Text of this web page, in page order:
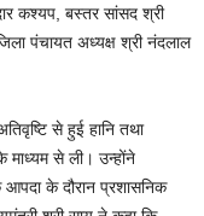
कश्यप, बस्तर सांसद श्री
पंचायत अध्यक्ष श्री नंदलाल
से हुई हानि तथा
माध्यम से ली। उन्होंने
आपदा के दौरान प्रशासनिक